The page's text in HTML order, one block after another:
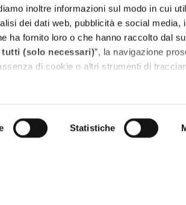
inoltre informazioni sul modo in cui
dei dati web, pubblicità e social media,
ha fornito loro o che hanno raccolto dal
(solo necessari)”, la navigazione
di cookie o altri strumenti di
Statistiche